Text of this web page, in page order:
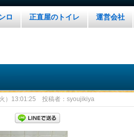
ロ 正直屋のトイレ 運営会社
）13:01:25 投稿者：syoujikiya